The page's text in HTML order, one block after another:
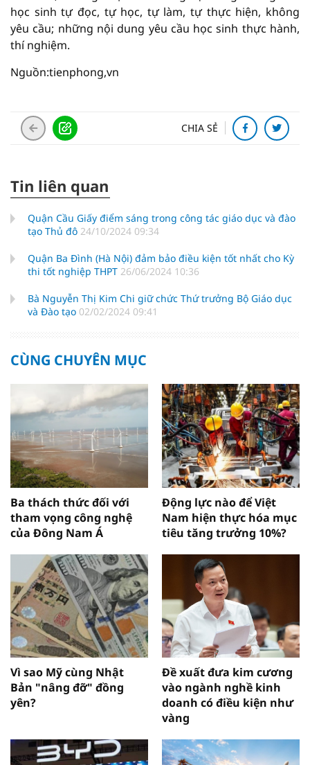
học sinh tự đọc, tự học, tự làm, tự thực hiện, không
yêu cầu; những nội dung yêu cầu học sinh thực hành,
thí nghiệm.
Nguồn:tienphong,vn
CHIA SẺ
Tin liên quan
Quận Cầu Giấy điểm sáng trong công tác giáo dục và đào
tạo Thủ đô 24/10/2024 09:34
Quận Ba Đình (Hà Nội) đảm bảo điều kiện tốt nhất cho Kỳ
thi tốt nghiệp THPT 26/06/2024 10:36
Bà Nguyễn Thị Kim Chi giữ chức Thứ trưởng Bộ Giáo dục
và Đào tạo 02/02/2024 09:41
CÙNG CHUYÊN MỤC
Ba thách thức đối với
tham vọng công nghệ
của Đông Nam Á
Động lực nào để Việt
Nam hiện thực hóa mục
tiêu tăng trưởng 10%?
Vì sao Mỹ cùng Nhật
Bản "nâng đỡ" đồng
yên?
Đề xuất đưa kim cương
vào ngành nghề kinh
doanh có điều kiện như
vàng